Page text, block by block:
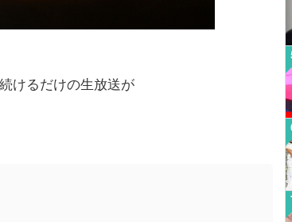
けるだけの生放送が